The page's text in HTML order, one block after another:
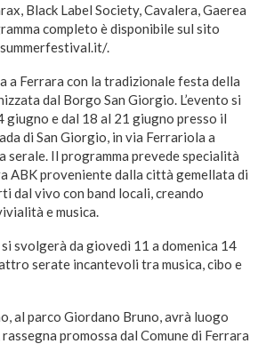
Black Label Society, Cavalera, Gaerea
completo è disponibile sul sito
.
a Ferrara con la tradizionale festa della
dal Borgo San Giorgio. L’evento si
giugno e dal 18 al 21 giugno presso il
di San Giorgio, in via Ferrariola a
serale. Il programma prevede specialità
ABK proveniente dalla città gemellata di
dal vivo con band locali, creando
e musica.
svolgerà da giovedì 11 a domenica 14
serate incantevoli tra musica, cibo e
al parco Giordano Bruno, avrà luogo
promossa dal Comune di Ferrara